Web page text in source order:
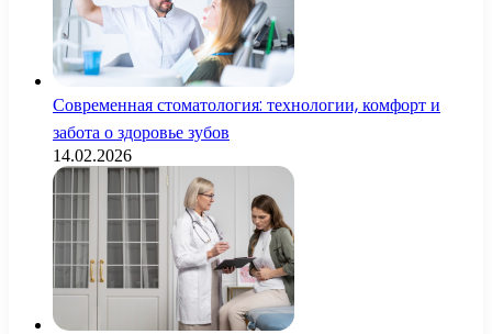
Современная стоматология: технологии, комфорт и
забота о здоровье зубов
14.02.2026